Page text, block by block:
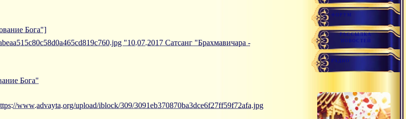
Бога"]
"10.07.2017 Сатсанг "Брахмавичара -
Бога"
www.advayta.org/upload/iblock/309/3091eb370870ba3dce6f27ff59f72afa.jpg
ФОРУМ
РАССЫЛКА
НОВОСТЕЙ
РАДИО